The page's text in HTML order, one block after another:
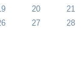
20 21
27 28